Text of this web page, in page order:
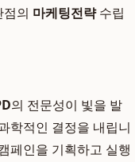
의 마케팅전략수립
의 전문성이 빛을 발
학적인 결정을 내립니
페인을 기획하고 실행